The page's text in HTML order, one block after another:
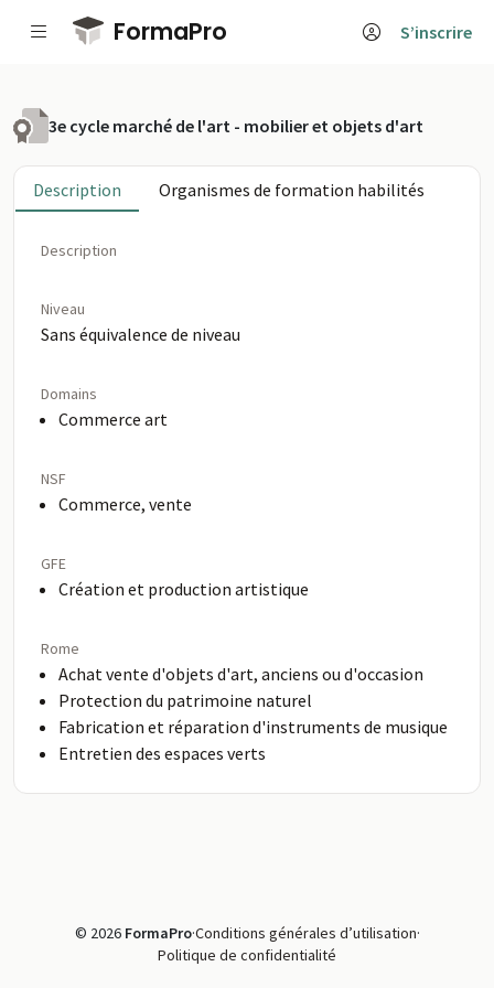
Passer au contenu principal
FormaPro S’inscrire
3e cycle marché de l'art - mobilier et objets d'art
Description Organismes de formation habilités
Description
Niveau
Sans équivalence de niveau
Domains
Commerce art
NSF
Commerce, vente
GFE
Création et production artistique
Rome
Achat vente d'objets d'art, anciens ou d'occasion
Protection du patrimoine naturel
Fabrication et réparation d'instruments de musique
Entretien des espaces verts
© 2026 FormaPro·Conditions générales d’utilisation·
Politique de confidentialité